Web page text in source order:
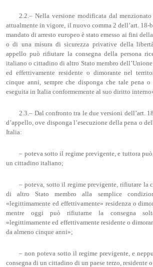
2.2.– Nella versione modificata dal
attualmente in vigore, il nuovo comma 2 dell’art. 18-
mandato di arresto europeo è stato emesso ai fini
o di una misura di sicurezza privative della
appello può rifiutare la consegna della persona
italiano o cittadino di altro Stato membro
ed effettivamente residente o dimorante nel
cinque anni, sempre che disponga che tale pena
eseguita in Italia conformemente al suo diritto
2.3.– Dal confronto tra le due versioni dell’art.
d’appello, ove disponga l’esecuzione della pena o
Italia:
– poteva sotto il regime previgente, e tuttora
un cittadino italiano;
– poteva, sotto il regime previgente, rifiutare la
di altro Stato membro alla semplice
«legittimamente ed effettivamente» residenza o
mentre oggi può rifiutarne la consegna
«legittimamente ed effettivamente residente o
da almeno cinque anni»;
– non poteva sotto il regime previgente, e
consegna di un cittadino di un paese terzo, residente